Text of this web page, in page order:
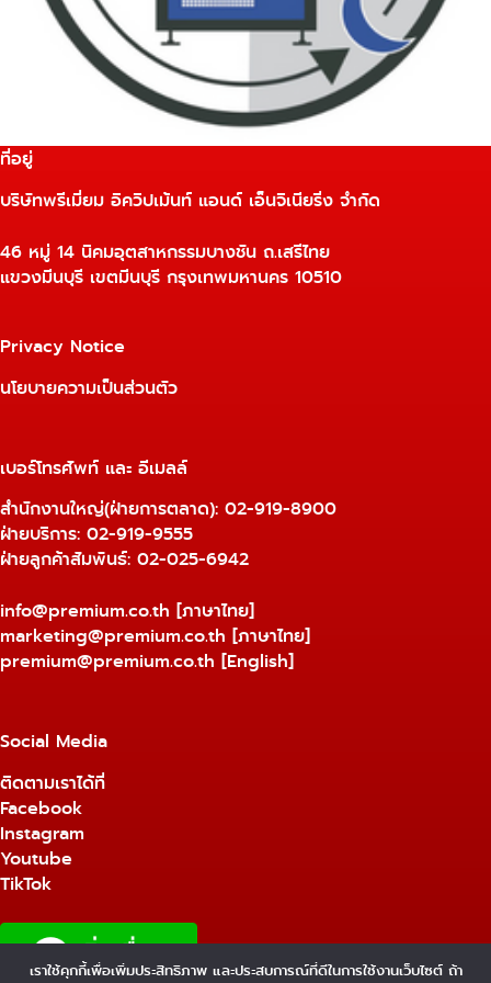
ที่อยู่
บริษัทพรีเมี่ยม อิควิปเม้นท์ แอนด์ เอ็นจิเนียริ่ง จำกัด
46 หมู่ 14 นิคมอุตสาหกรรมบางชัน ถ.เสรีไทย
แขวงมีนบุรี เขตมีนบุรี กรุงเทพมหานคร 10510
Privacy Notice
นโยบายความเป็นส่วนตัว
เบอร์โทรศัพท์ และ อีเมลล์
สำนักงานใหญ่(ฝ่ายการตลาด): 02-919-8900
ฝ่ายบริการ: 02-919-9555
ฝ่ายลูกค้าสัมพันธ์: 02-025-6942
info@premium.co.th [ภาษาไทย]
marketing@premium.co.th [ภาษาไทย]
premium@premium.co.th [English]
Social Media
ติดตามเราได้ที่
Facebook
Instagram
Youtube
TikTok
เราใช้คุกกี้เพื่อเพิ่มประสิทธิภาพ และประสบการณ์ที่ดีในการใช้งานเว็บไซต์ ถ้า
1